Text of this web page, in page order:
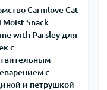
Carnilove Cat
Moist Snack
with Parsley для
с
с
и петрушкой